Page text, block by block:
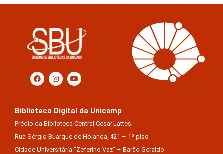
Biblioteca Digital da Unicamp
Prédio da Biblioteca Central Cesar Lattes
Rua Sérgio Buarque de Holanda, 421 – 1º piso
Cidade Universitária “Zeferino Vaz” – Barão Geraldo